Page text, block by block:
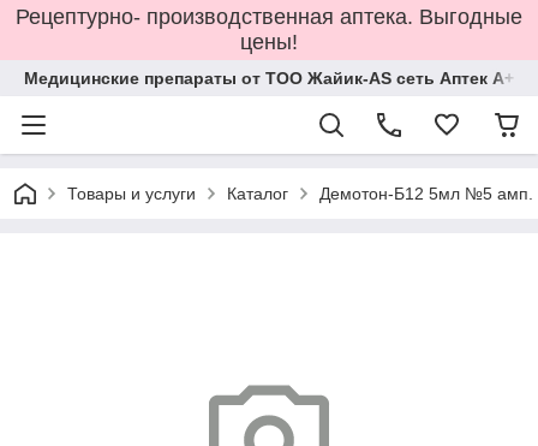
Рецептурно- производственная аптека. Выгодные
цены!
Медицинские препараты от ТОО Жайик-AS сеть Аптек А+
Товары и услуги Каталог Демотон-Б12 5мл №5 амп.